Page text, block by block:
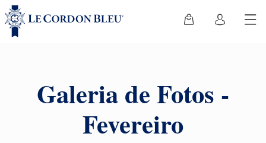
Galeria de Fotos -
Fevereiro